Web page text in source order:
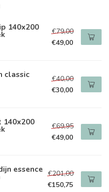
140x200
€79,00
€49,00
classic
€40,00
€30,00
140x200
€69,95
€49,00
essence €201,00
€150,75